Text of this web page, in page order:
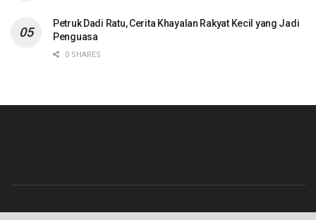
Petruk Dadi Ratu, Cerita Khayalan Rakyat Kecil yang Jadi
Penguasa
0 SHARES